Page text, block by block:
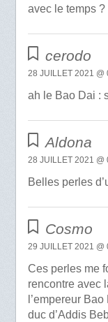
avec le temps ?
cerodo
28 JUILLET 2021 @
ah le Bao Dai :
Aldona
28 JUILLET 2021 @
Belles perles
Cosmo
29 JUILLET 2021 @
Ces perles me
rencontre avec
l’empereur
duc d’Addis